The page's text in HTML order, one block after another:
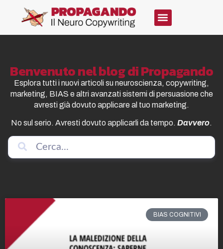
Benvenuto nel blog di Propagando
Esplora tutti i nuovi articoli su neuroscienza, copywriting,
marketing, BIAS e altri avanzati sistemi di persuasione che
avresti già dovuto applicare al tuo marketing.
No sul serio. Avresti dovuto applicarli da tempo. Davvero.
BIAS COGNITIVI